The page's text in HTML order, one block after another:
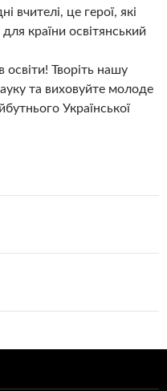
вчителі, це герої, які
країни освітянський
освіти! Творіть нашу
та виховуйте молоде
Української